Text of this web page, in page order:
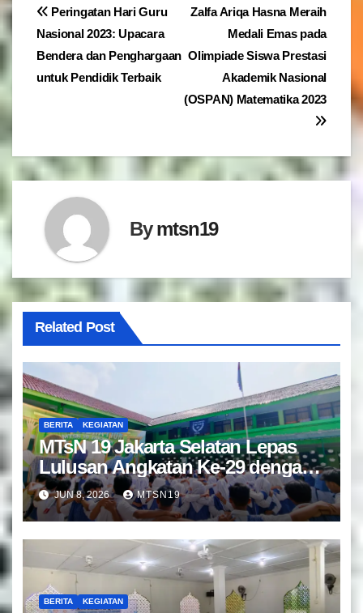
Navigasi
pos
Zalfa Ariqa Hasna Meraih
Medali Emas pada
Olimpiade Siswa Prestasi
Akademik Nasional
(OSPAN) Matematika 2023
Peringatan Hari Guru
Nasional 2023: Upacara
Bendera dan Penghargaan
untuk Pendidik Terbaik
Bymtsn19
Related Post
BERITA KEGIATAN
MTsN 19 Jakarta Selatan Lepas
Lulusan Angkatan Ke-29 dengan
Doa dan Harapan Terbaik
JUN 8, 2026 MTSN19
BERITA KEGIATAN